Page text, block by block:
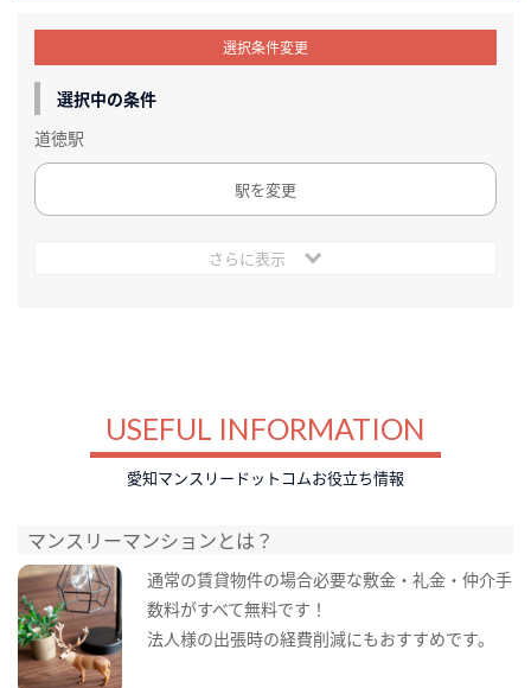
選択条件変更
選択中の条件
道徳駅
駅を変更
さらに表示
USEFUL INFORMATION
愛知マンスリードットコムお役立ち情報
マンスリーマンションとは？
通常の賃貸物件の場合必要な敷金・礼金・仲介手
数料がすべて無料です！
法人様の出張時の経費削減にもおすすめです。